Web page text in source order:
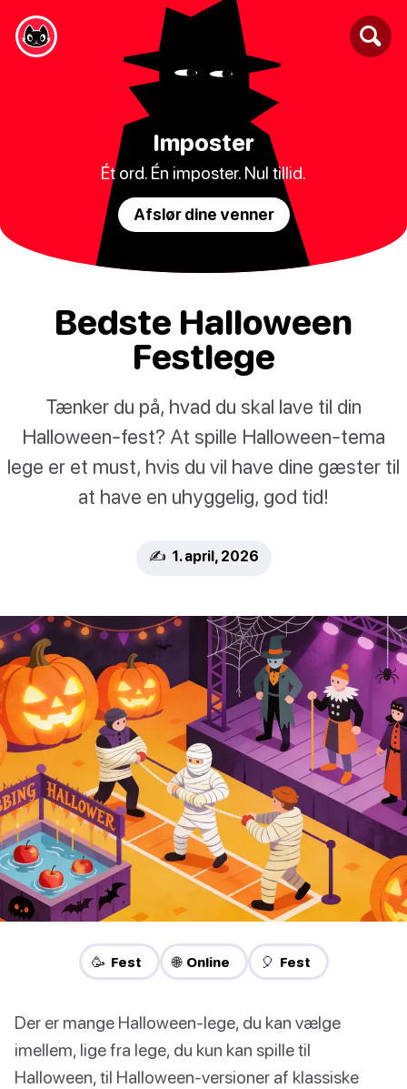
Imposter
Ét ord. Én imposter. Nul tillid.
Afslør dine venner
Bedste Halloween
Festlege
Tænker du på, hvad du skal lave til din
Halloween-fest? At spille Halloween-tema
lege er et must, hvis du vil have dine gæster til
at have en uhyggelig, god tid!
✍️ 1. april, 2026
🥳 Fest 🌐 Online 🎈 Fest
Der er mange Halloween-lege, du kan vælge
imellem, lige fra lege, du kun kan spille til
Halloween, til Halloween-versioner af klassiske